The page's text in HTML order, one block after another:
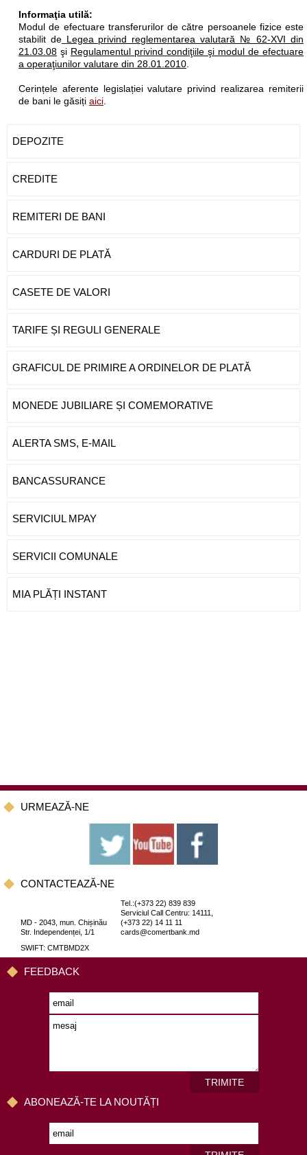
Informaţia utilă:
Modul de efectuare transferurilor de către persoanele fizice este
stabilit de Legea privind reglementarea valutară № 62-XVI din
21.03.08 şi Regulamentul privind condiţiile şi modul de efectuare
a operaţiunilor valutare din 28.01.2010
Cerințele aferente legislației valutare privind realizarea remiterii
de bani le găsiți aici
DEPOZITE
CREDITE
REMITERI DE BANI
CARDURI DE PLATĂ
CASETE DE VALORI
TARIFE ȘI REGULI GENERALE
GRAFICUL DE PRIMIRE A ORDINELOR DE PLATĂ
MONEDE JUBILIARE ȘI COMEMORATIVE
ALERTA SMS, E-MAIL
BANCASSURANCE
SERVICIUL MPAY
SERVICII COMUNALE
MIA PLĂȚI INSTANT
URMEAZĂ-NE
CONTACTEAZĂ-NE
MD - 2043, mun. Chișinău
Str. Independenței, 1/1
Tel.:(+373 22) 839 839
Serviciul Call Centru: 14111,
(+373 22) 14 11 11
cards@comertbank.md
SWIFT: CMTBMD2X
FEEDBACK
TRIMITE
ABONEAZĂ-TE LA NOUTĂȚI